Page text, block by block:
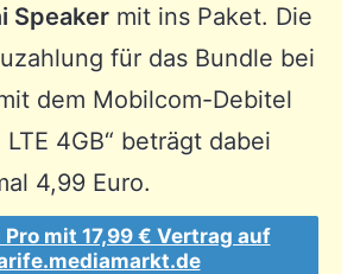
Speaker mit ins Paket. Die
für das Bundle bei
dem Mobilcom-Debitel
LTE 4GB“ beträgt dabei
4,99 Euro.
mit 17,99 € Vertrag auf